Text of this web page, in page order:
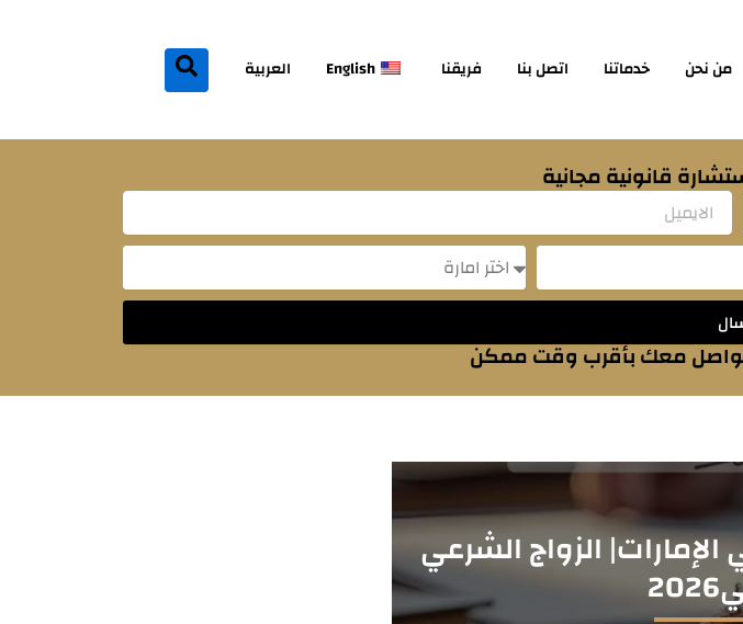
من نحن خدماتنا اتصل بنا فريقنا English العربية
قانونية مجانية
Message
معك بأقرب وقت ممكن
الزواج الشرعي